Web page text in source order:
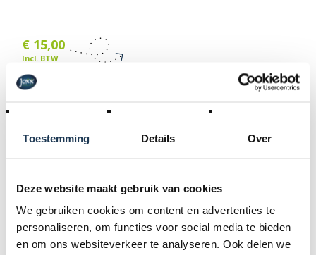
Toestemming Details Over
Deze website maakt gebruik van cookies
We gebruiken cookies om content en advertenties te
personaliseren, om functies voor social media te bieden
en om ons websiteverkeer te analyseren. Ook delen we
€ 15,00
Incl. BTW